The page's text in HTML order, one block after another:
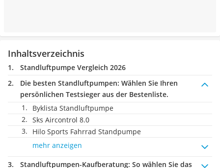
Inhaltsverzeichnis
Standluftpumpe Vergleich 2026
Die besten Standluftpumpen: Wählen Sie Ihren
persönlichen Testsieger aus der Bestenliste.
Byklista Standluftpumpe
Sks Aircontrol 8.0
Hilo Sports Fahrrad Standpumpe
mehr anzeigen
Standluftpumpen-Kaufberatung: So wählen Sie das